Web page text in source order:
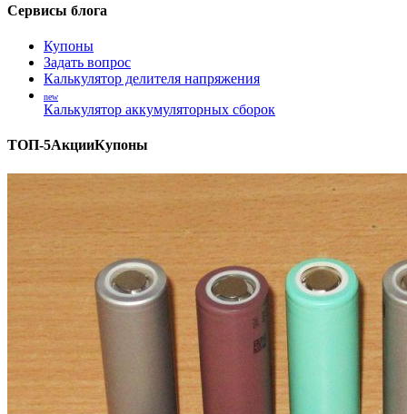
Сервисы блога
Купоны
Задать вопрос
Калькулятор делителя напряжения
new
Калькулятор аккумуляторных сборок
ТОП-5АкцииКупоны